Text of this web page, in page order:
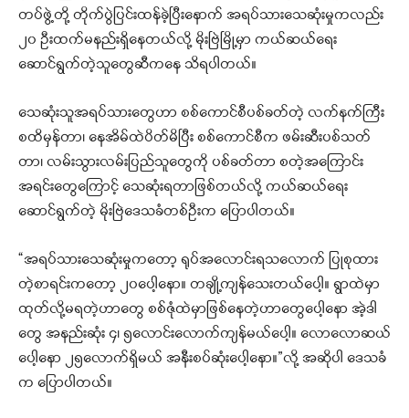
တပ်ဖွဲ့တို့ တိုက်ပွဲပြင်းထန်ခဲ့ပြီးနောက် အရပ်သားသေဆုံးမှုကလည်း
၂၀ ဦးထက်မနည်းရှိနေတယ်လို့ မိုးဗြဲမြို့မှာ ကယ်ဆယ်ရေး
ဆောင်ရွက်တဲ့သူတွေဆီကနေ သိရပါတယ်။
သေဆုံးသူအရပ်သားတွေဟာ စစ်ကောင်စီပစ်ခတ်တဲ့ လက်နက်ကြီး
စထိမှန်တာ၊ နေအိမ်ထဲပိတ်မိပြီး စစ်ကောင်စီက ဖမ်းဆီးပစ်သတ်
တာ၊ လမ်းသွားလမ်းပြည်သူတွေကို ပစ်ခတ်တာ စတဲ့အကြောင်း
အရင်းတွေကြောင့် သေဆုံးရတာဖြစ်တယ်လို့ ကယ်ဆယ်ရေး
ဆောင်ရွက်တဲ့ မိုးဗြဲဒေသခံတစ်ဦးက ပြောပါတယ်။
“အရပ်သားသေဆုံးမှုကတော့ ရုပ်အလောင်းရသလောက် ပြုစုထား
တဲ့စာရင်းကတော့ ၂၀ပေါ့နော။ တချို့ကျန်သေးတယ်ပေါ့။ ရွာထဲမှာ
ထုတ်လို့မရတဲ့ဟာတွေ စစ်ဇုံထဲမှာဖြစ်နေတဲ့ဟာတွေပေါ့နော အဲ့ဒါ
တွေ အနည်းဆုံး ၄၊ ၅လောင်းလောက်ကျန်မယ်ပေါ့။ လောလောဆယ်
ပေါ့နော ၂၅လောက်ရှိမယ် အနီးစပ်ဆုံးပေါ့နော။”လို့ အဆိုပါ ဒေသခံ
က ပြောပါတယ်။